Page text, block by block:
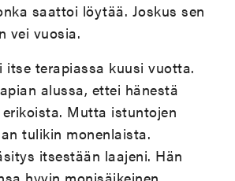
saattoi löytää. Joskus sen
vei vuosia.
itse terapiassa kuusi vuotta.
alussa, ettei hänestä
Mutta istuntojen
tulikin monenlaista.
itsestään laajeni. Hän